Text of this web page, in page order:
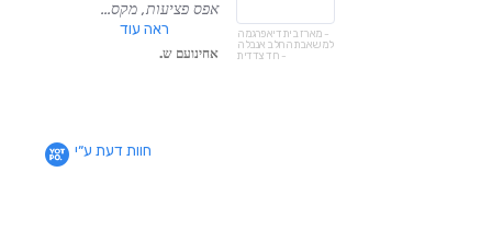
- מארז בית דיאפרגמה
למשאבת החלב אנבלה
- חד צדדית
אפס פציעות, מקס...
ראה עוד
אחינועם ש.
חוות דעת ע״י